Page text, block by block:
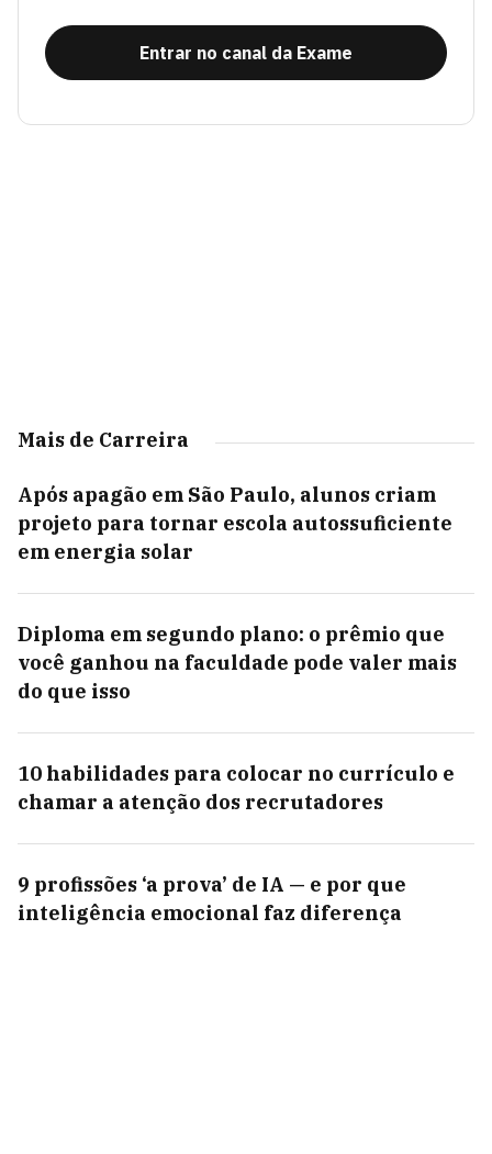
Entrar no canal da Exame
Mais de Carreira
Após apagão em São Paulo, alunos criam
projeto para tornar escola autossuficiente
em energia solar
Diploma em segundo plano: o prêmio que
você ganhou na faculdade pode valer mais
do que isso
10 habilidades para colocar no currículo e
chamar a atenção dos recrutadores
9 profissões ‘a prova’ de IA — e por que
inteligência emocional faz diferença